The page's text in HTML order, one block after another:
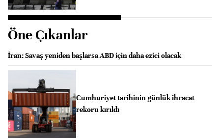
Öne Çıkanlar
İran: Savaş yeniden başlarsa ABD için daha ezici olacak
Cumhuriyet tarihinin günlük ihracat
rekoru kırıldı